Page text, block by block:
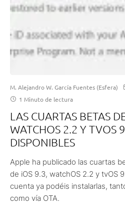
M. Alejandro W. García Fuentes (Esfera)
1 Minuto de lectura
LAS CUARTAS BETAS
WATCHOS 2.2 Y TVOS
DISPONIBLES
Apple ha publicado las cuartas
de iOS 9.3, watchOS 2.2 y tvOS
cuenta ya podéis instalarlas,
como vía OTA.